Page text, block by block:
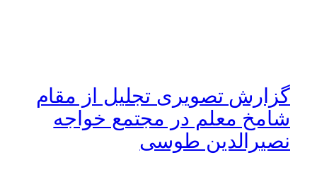
گزارش تصویری تجلیل از مقام
شامخ معلم در مجتمع خواجه
نصیرالدین طوسی